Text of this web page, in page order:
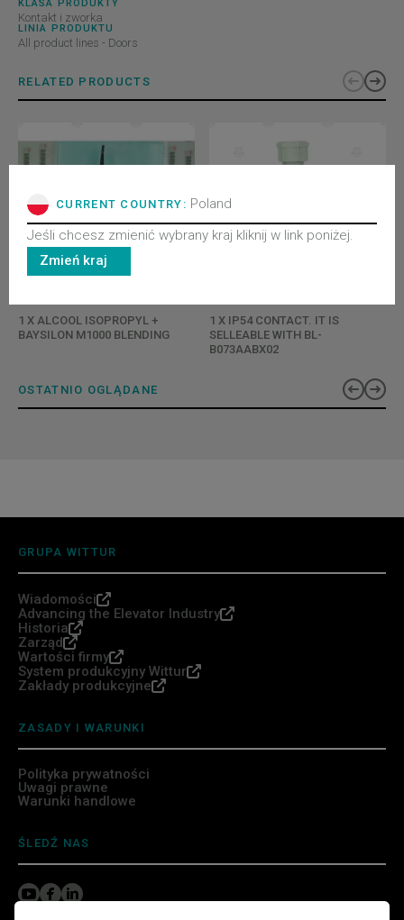
KLASA PRODUKTY
Kontakt i zworka
LINIA PRODUKTU
All product lines - Doors
RELATED PRODUCTS
1 X ALCOOL ISOPROPYL +
BAYSILON M1000 BLENDING
1 X IP54 CONTACT. IT IS
SELLEABLE WITH BL-
B073AABX02
OSTATNIO OGLĄDANE
GRUPA WITTUR
Wiadomości
Advancing the Elevator Industry
Historia
Zarząd
Wartości firmy
System produkcyjny Wittur
Zakłady produkcyjne
ZASADY I WARUNKI
Polityka prywatności
Uwagi prawne
Warunki handlowe
ŚLEDŹ NAS
CURRENT COUNTRY: Poland
Jeśli chcesz zmienić wybrany kraj kliknij w link poniżej.
Zmień kraj